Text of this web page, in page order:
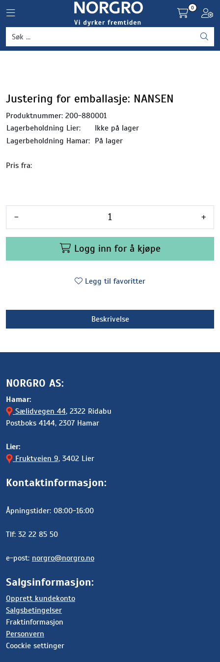
Toggle navigation
0
Justering for emballasje: NANSEN
Produktnummer: 200-880001
Lagerbeholdning Lier:
Ikke på lager
Lagerbeholdning Hamar: På lager
Pris fra:
- +
Logg inn for å kjøpe
Legg til favoritter
Beskrivelse
NORGRO AS:
Hamar:
Sælidvegen 44, 2322 Ridabu
Postboks 4144, 2307 Hamar
Lier:
Fruktveien 9, 3402 Lier
Kontaktinformasjon:
Åpningstider: 08:00-16:00
Tlf: 32 22 85 50
e-post: norgro@norgro.no
Salgsinformasjon:
Opprett kundekonto
Salgsbetingelser
Fraktinformasjon
Personvern
Coockie settinger
Grønnsaker
Frukt og bær